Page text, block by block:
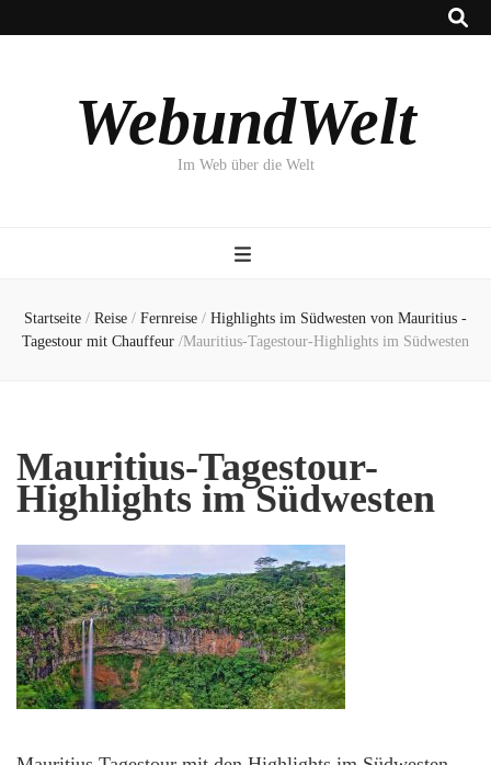
WebundWelt
Im Web über die Welt
Startseite / Reise / Fernreise / Highlights im Südwesten von Mauritius -
Tagestour mit Chauffeur /Mauritius-Tagestour-Highlights im Südwesten
Mauritius-Tagestour-
Highlights im Südwesten